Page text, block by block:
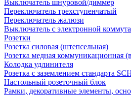
Выключатель шнуровой/диммер
Переключатель трехступенчатый
Переключатель жалюзи
Выключатель с электронной
Розетки
Розетка силовая (штепсельная)
Розетка медная коммуникационная
Колодка удлинителя
Розетка с заземлением стандарта
Настольный розеточный блок
Рамки, декоративные элементы,